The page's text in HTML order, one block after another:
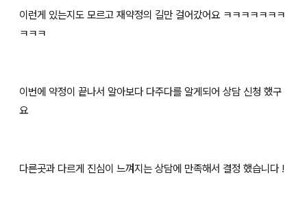
이런게 있는지도 모르고 재약정의 길만 걸어갔어요 ㅋㅋㅋㅋㅋㅋㅋ
ㅋㅋㅋ
이번에 약정이 끝나서 알아보다 다주다를 알게되어 상담 신청 했구
요
다른곳과 다르게 진심이 느껴지는 상담에 만족해서 결정 했습니다 !